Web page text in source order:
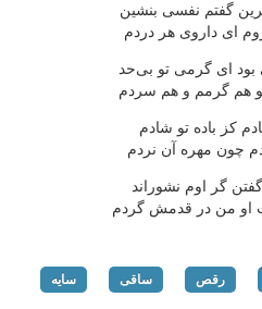
گفتم نفسی بنشین
ای داروی هر دردم
ای گرمی تو بی‌حد
هم گرمم و هم سردم
كز باده تو شادم
چون مهره آن نردم
گر اوم نشوراند
او من در قدمش گردم
رقص ساقی سایه